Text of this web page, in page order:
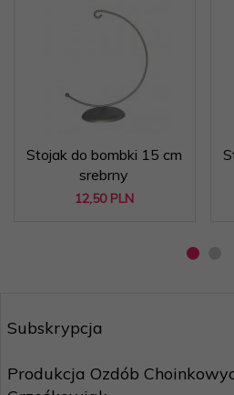
Stojak do bombki 15 cm
srebrny
12,50 PLN
Subskrypcja
Produkcja Ozdób